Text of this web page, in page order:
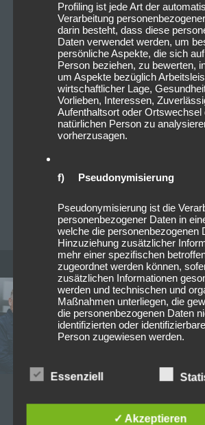
Vorankündigung:
Behemoth + Dimmu
LEAGUE WITH SATAN
@Zenith München
Am Mittwoch, den 14. Oktober 2026,
polnische Extreme-Metal-Legende
THOMAS
Profiling ist jede Art der
Verarbeitung
darin besteht, dass diese
Daten verwendet werden, um
persönliche Aspekte, die sich
Person beziehen, zu bewerten,
um Aspekte bezüglich
wirtschaftlicher Lage,
Vorlieben, Interessen,
Aufenthaltsort oder Ortswechsel
natürlichen Person zu
vorherzusagen.
f) Pseudonymisierung
Pseudonymisierung ist die
personenbezogener Daten in
welche die personenbezogenen
Hinzuziehung zusätzlicher
mehr einer spezifischen
zugeordnet werden können,
zusätzlichen Informationen
werden und technischen und
Maßnahmen unterliegen, die
die personenbezogenen Daten
identifizierten oder
Person zugewiesen werden.
g) Verantwortlicher oder für
Verantwortlicher oder für die
Essenziell
✓ Akzeptieren